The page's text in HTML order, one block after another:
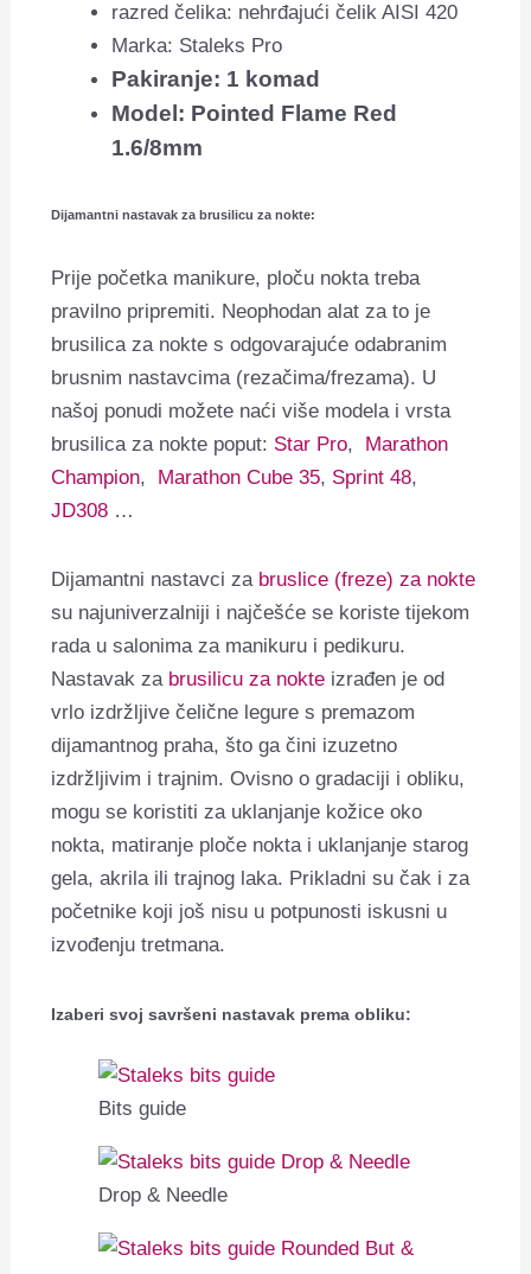
razred čelika: nehrđajući čelik AISI 420
Marka: Staleks Pro
Pakiranje: 1 komad
Model: Pointed Flame Red
1.6/8mm
Dijamantni nastavak za brusilicu za nokte:
Prije početka manikure, ploču nokta treba
pravilno pripremiti. Neophodan alat za to je
brusilica za nokte s odgovarajuće odabranim
brusnim nastavcima (rezačima/frezama). U
našoj ponudi možete naći više modela i vrsta
brusilica za nokte poput: Star Pro, Marathon
Champion, Marathon Cube 35, Sprint 48,
JD308 …
Dijamantni nastavci za bruslice (freze) za nokte
su najuniverzalniji i najčešće se koriste tijekom
rada u salonima za manikuru i pedikuru.
Nastavak za brusilicu za nokte izrađen je od
vrlo izdržljive čelične legure s premazom
dijamantnog praha, što ga čini izuzetno
izdržljivim i trajnim. Ovisno o gradaciji i obliku,
mogu se koristiti za uklanjanje kožice oko
nokta, matiranje ploče nokta i uklanjanje starog
gela, akrila ili trajnog laka. Prikladni su čak i za
početnike koji još nisu u potpunosti iskusni u
izvođenju tretmana.
Izaberi svoj savršeni nastavak prema obliku:
Bits guide
Drop & Needle